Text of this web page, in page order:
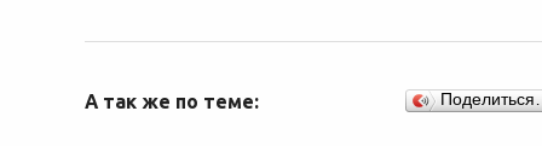
А так же по теме: